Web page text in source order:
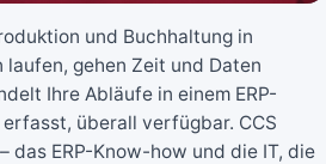
und Buchhaltung in
gehen Zeit und Daten
Ihre Abläufe in einem ERP-
überall verfügbar. CCS
das ERP-Know-how und die IT, die